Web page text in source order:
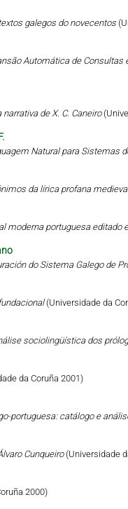
galegos do novecentos
Automática de
de X. C. Caneiro
Natural para Sistemas
da lírica profana
moderna portuguesa editado
do Sistema Galego de
(Universidade da
sociolingüística dos
da Coruña 2001)
portuguesa: catálogo e
Cunqueiro(Universidade
2000)